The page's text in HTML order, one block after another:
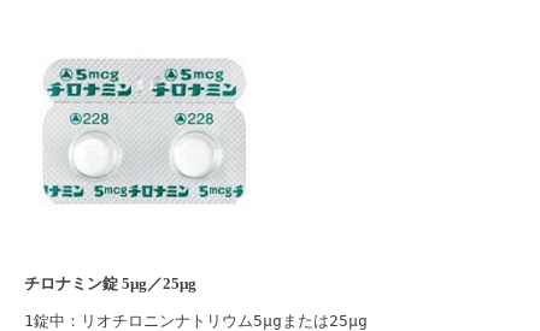
チロナミン錠 5μg／25μg
1錠中：リオチロニンナトリウム5μgまたは25μg